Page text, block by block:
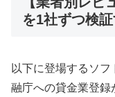
を1社ずつ検
以下に登場するソフ
融庁への貸金業登録